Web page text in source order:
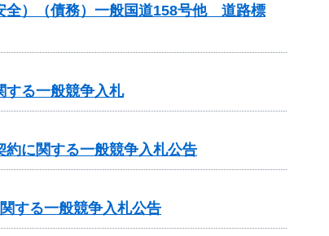
全）（債務）一般国道158号他 道路標
する一般競争入札
に関する一般競争入札公告
する一般競争入札公告